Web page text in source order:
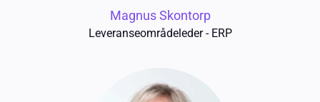
Magnus Skontorp
Leveranseområdeleder - ERP